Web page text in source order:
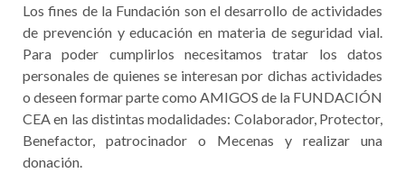
Los fines de la Fundación son el desarrollo de actividades
de prevención y educación en materia de seguridad vial.
Para poder cumplirlos necesitamos tratar los datos
personales de quienes se interesan por dichas actividades
o deseen formar parte como AMIGOS de la FUNDACIÓN
CEA en las distintas modalidades: Colaborador, Protector,
Benefactor, patrocinador o Mecenas y realizar una
donación.